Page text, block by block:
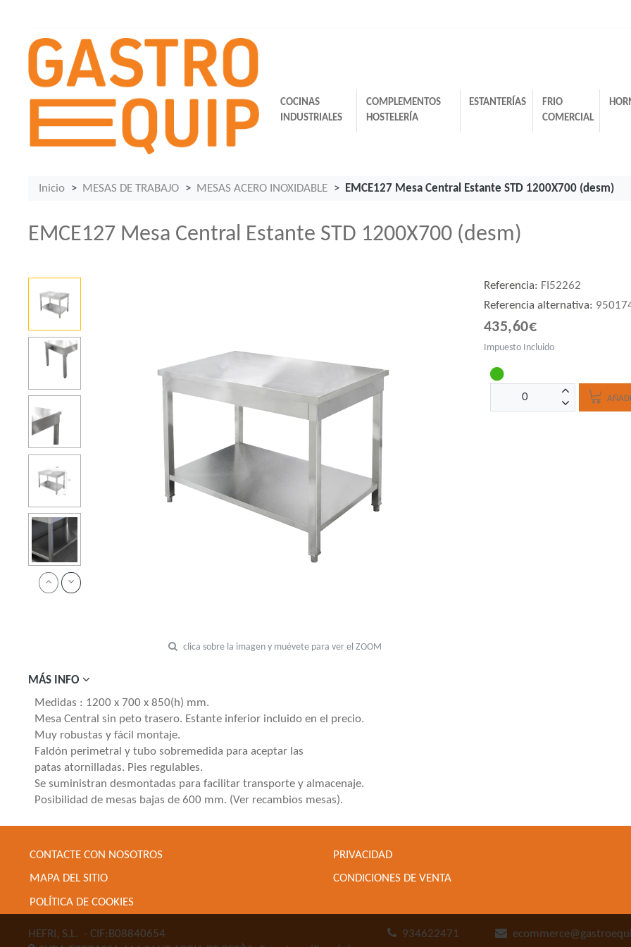
COCINAS
INDUSTRIALES
COMPLEMENTOS
HOSTELERÍA
ESTANTERÍAS
FRIO
COMERCIAL
Inicio MESAS DE TRABAJO MESAS ACERO INOXIDABLE EMCE127 Mesa Central Estante STD 1200X700 (desm)
EMCE127 Mesa Central Estante STD 1200X700 (desm)
clica sobre la imagen y muévete para ver el ZOOM
Referencia: FI52262
Referencia alternativa:
435,60€
Impuesto Incluido
MÁS INFO
Medidas : 1200 x 700 x 850(h) mm.
Mesa Central sin peto trasero. Estante inferior incluido en el precio.
Muy robustas y fácil montaje.
Faldón perimetral y tubo sobremedida para aceptar las
patas atornilladas. Pies regulables.
Se suministran desmontadas para facilitar transporte y almacenaje.
Posibilidad de mesas bajas de 600 mm. (Ver recambios mesas).
CONTACTE CON NOSOTROS
MAPA DEL SITIO
POLÍTICA DE COOKIES
PRIVACIDAD
CONDICIONES DE VENTA
HEFRI, S.L. - CIF:B08840654
934622471